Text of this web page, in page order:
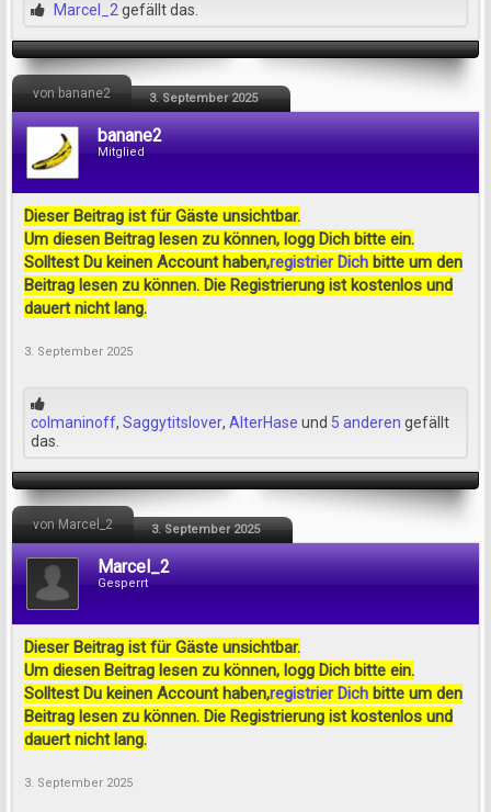
Marcel_2 gefällt das.
von banane2 3. September 2025
banane2
Mitglied
Dieser Beitrag ist für Gäste unsichtbar.
Um diesen Beitrag lesen zu können, logg Dich bitte ein.
Solltest Du keinen Account haben,registrier Dich bitte um den
Beitrag lesen zu können. Die Registrierung ist kostenlos und
dauert nicht lang.
3. September 2025
colmaninoff, Saggytitslover, AlterHase und 5 anderen gefällt
das.
von Marcel_2 3. September 2025
Marcel_2
Gesperrt
Dieser Beitrag ist für Gäste unsichtbar.
Um diesen Beitrag lesen zu können, logg Dich bitte ein.
Solltest Du keinen Account haben,registrier Dich bitte um den
Beitrag lesen zu können. Die Registrierung ist kostenlos und
dauert nicht lang.
3. September 2025